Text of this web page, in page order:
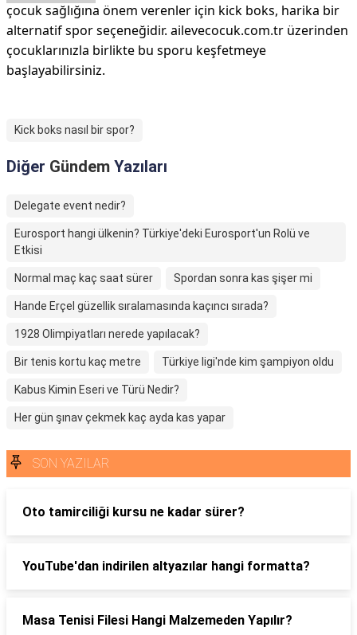
çocuk sağlığına önem verenler için kick boks, harika bir
alternatif spor seçeneğidir. ailevecocuk.com.tr üzerinden
çocuklarınızla birlikte bu sporu keşfetmeye
başlayabilirsiniz.
Kick boks nasıl bir spor?
Diğer Gündem Yazıları
Delegate event nedir?
Eurosport hangi ülkenin? Türkiye'deki Eurosport'un Rolü ve
Etkisi
Normal maç kaç saat sürer Spordan sonra kas şişer mi
Hande Erçel güzellik sıralamasında kaçıncı sırada?
1928 Olimpiyatları nerede yapılacak?
Bir tenis kortu kaç metre Türkiye ligi'nde kim şampiyon oldu
Kabus Kimin Eseri ve Türü Nedir?
Her gün şınav çekmek kaç ayda kas yapar
SON YAZILAR
Oto tamirciliği kursu ne kadar sürer?
YouTube'dan indirilen altyazılar hangi formatta?
Masa Tenisi Filesi Hangi Malzemeden Yapılır?